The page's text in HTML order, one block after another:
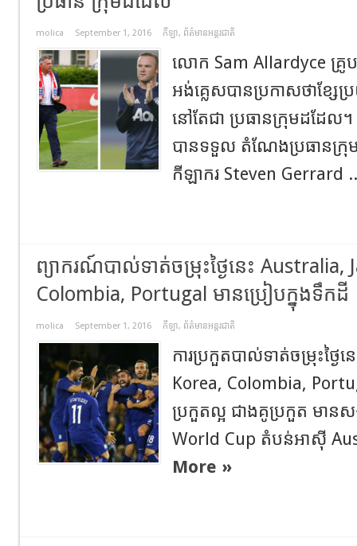
molica September 1, 2016 កីឡា, ព័ត៌មានអន្តរជាតិ
លោក Sam Allardyce គ្រូប
អង់គ្លេសបានប្រកាសថាខ្សែ
នៅតែជា ប្រធានក្រុមដដែល
បានទទួល តំណែងប្រធានក្រុ
កីឡាករ Steven Gerrard
ព្យាករណ៍បាល់ទាត់ចម្រុះថ្ងៃនេះ Australia,
Colombia, Portugal មានប្រៀបក្នុងទឹកដី
molica September 1, 2016 កីឡា, ព័ត៌មានអន្តរជាតិ
ការប្រកួតបាល់ទាត់ចម្រុះថ្ង
Korea, Colombia,
ប្រកួតល្អ ជាងគូប្រកួត មាន
World Cup តំបន់អាសុី
More »